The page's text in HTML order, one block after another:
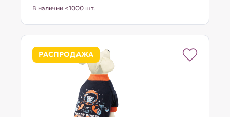
В наличии <1000 шт.
РАСПРОДАЖА